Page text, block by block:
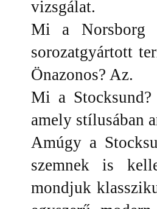
vizsgálat.
Mi a Norsborg
sorozatgyártott
Önazonos? Az.
Mi a Stocksund?
amely stílusában
Amúgy a
szemnek is
mondjuk